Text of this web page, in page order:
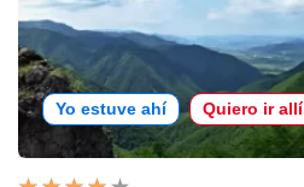
Yo estuve ahí Quiero ir allí